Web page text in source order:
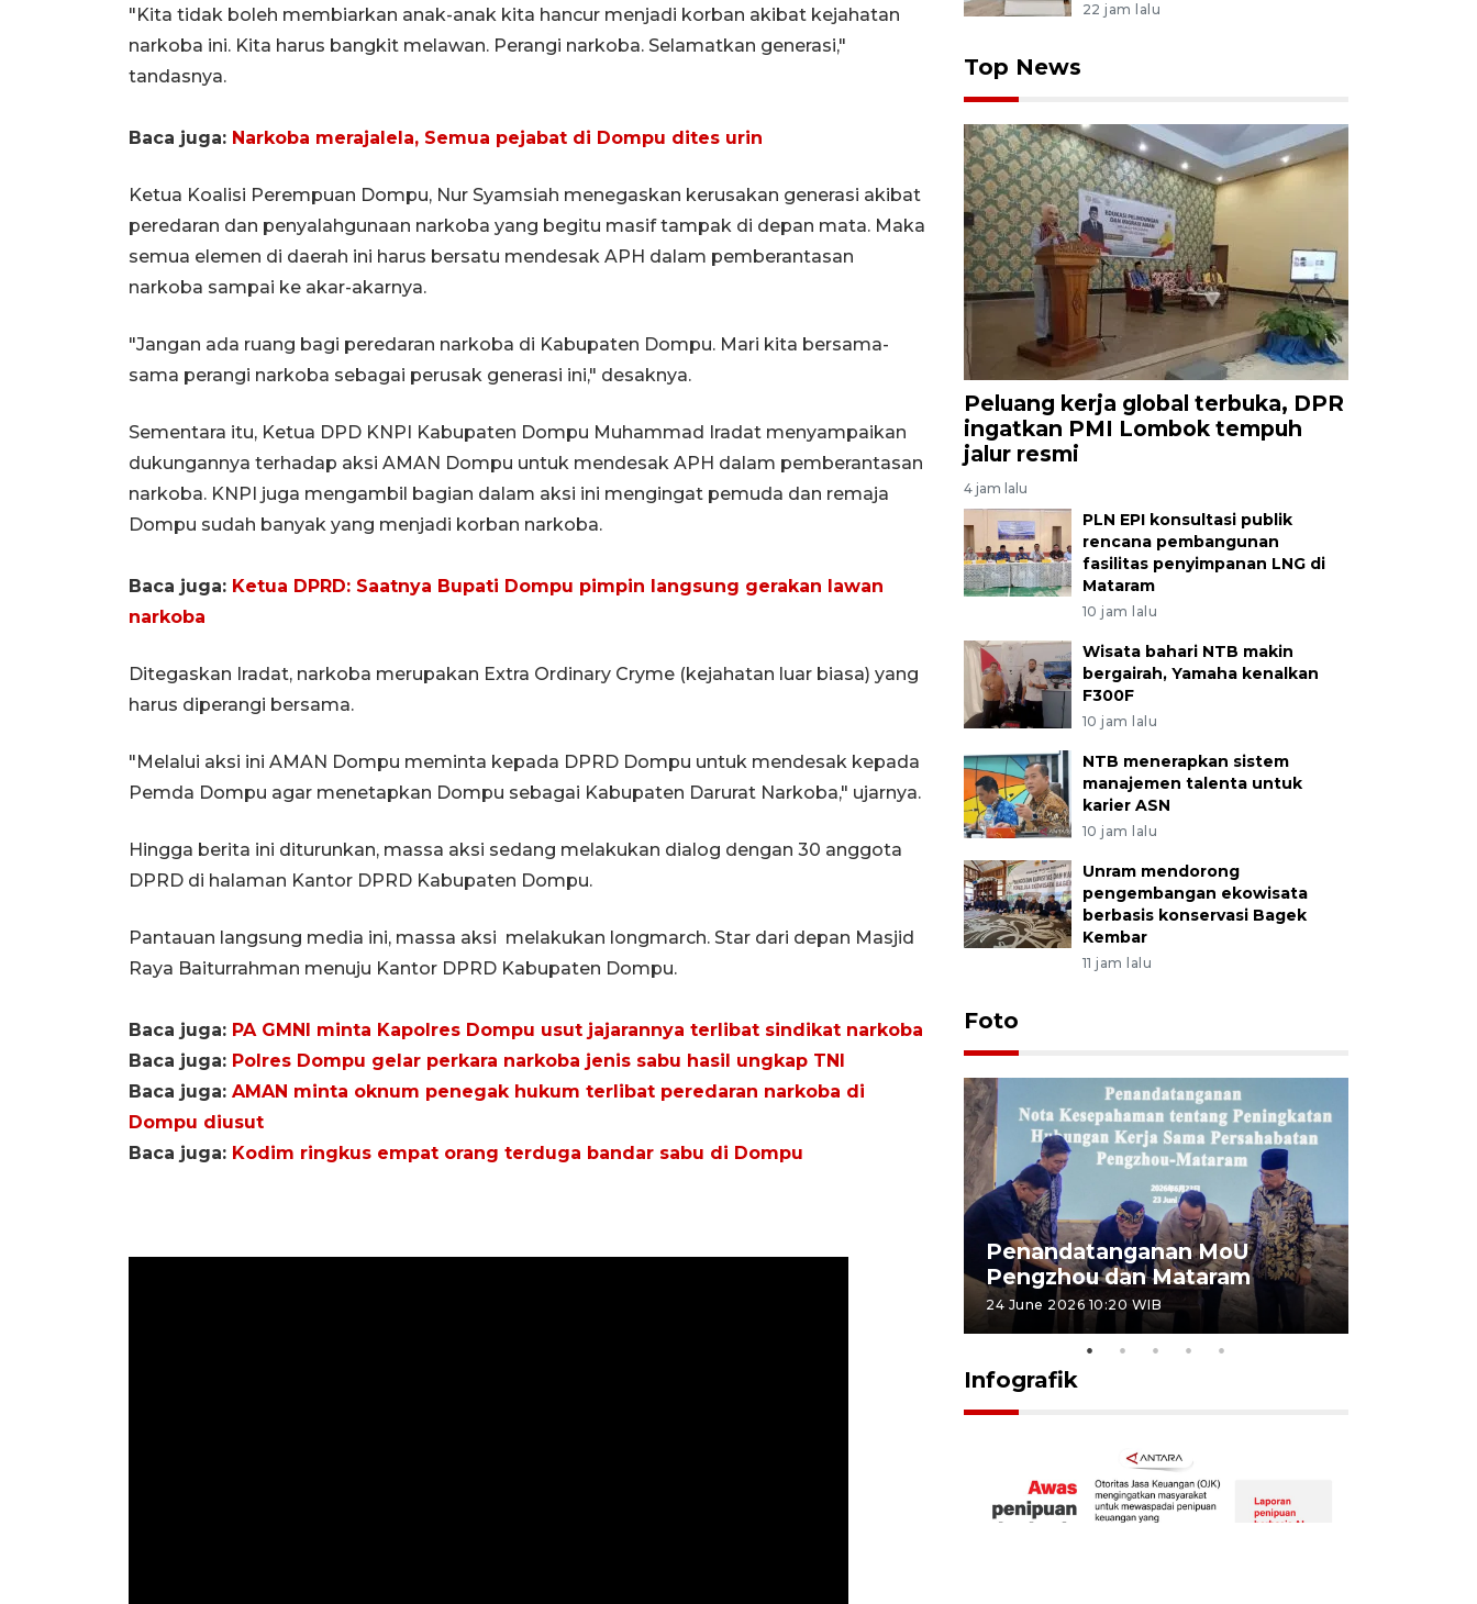
"Kita tidak boleh membiarkan anak-anak kita hancur menjadi korban akibat kejahatan
narkoba ini. Kita harus bangkit melawan. Perangi narkoba. Selamatkan generasi,"
tandasnya.
Baca juga: Narkoba merajalela, Semua pejabat di Dompu dites urin
Ketua Koalisi Perempuan Dompu, Nur Syamsiah menegaskan kerusakan generasi akibat
peredaran dan penyalahgunaan narkoba yang begitu masif tampak di depan mata. Maka
semua elemen di daerah ini harus bersatu mendesak APH dalam pemberantasan
narkoba sampai ke akar-akarnya.
"Jangan ada ruang bagi peredaran narkoba di Kabupaten Dompu. Mari kita bersama-
sama perangi narkoba sebagai perusak generasi ini," desaknya.
Sementara itu, Ketua DPD KNPI Kabupaten Dompu Muhammad Iradat menyampaikan
dukungannya terhadap aksi AMAN Dompu untuk mendesak APH dalam pemberantasan
narkoba. KNPI juga mengambil bagian dalam aksi ini mengingat pemuda dan remaja
Dompu sudah banyak yang menjadi korban narkoba.
Baca juga: Ketua DPRD: Saatnya Bupati Dompu pimpin langsung gerakan lawan
narkoba
Ditegaskan Iradat, narkoba merupakan Extra Ordinary Cryme (kejahatan luar biasa) yang
harus diperangi bersama.
"Melalui aksi ini AMAN Dompu meminta kepada DPRD Dompu untuk mendesak kepada
Pemda Dompu agar menetapkan Dompu sebagai Kabupaten Darurat Narkoba," ujarnya.
Hingga berita ini diturunkan, massa aksi sedang melakukan dialog dengan 30 anggota
DPRD di halaman Kantor DPRD Kabupaten Dompu.
Pantauan langsung media ini, massa aksi melakukan longmarch. Star dari depan Masjid
Raya Baiturrahman menuju Kantor DPRD Kabupaten Dompu.
Baca juga: PA GMNI minta Kapolres Dompu usut jajarannya terlibat sindikat narkoba
Baca juga: Polres Dompu gelar perkara narkoba jenis sabu hasil ungkap TNI
Baca juga: AMAN minta oknum penegak hukum terlibat peredaran narkoba di
Dompu diusut
Baca juga: Kodim ringkus empat orang terduga bandar sabu di Dompu
22 jam lalu
Top News
Peluang kerja global terbuka, DPR
ingatkan PMI Lombok tempuh
jalur resmi
4 jam lalu
PLN EPI konsultasi publik
rencana pembangunan
fasilitas penyimpanan LNG di
Mataram
10 jam lalu
Wisata bahari NTB makin
bergairah, Yamaha kenalkan
F300F
10 jam lalu
NTB menerapkan sistem
manajemen talenta untuk
karier ASN
10 jam lalu
Unram mendorong
pengembangan ekowisata
berbasis konservasi Bagek
Kembar
11 jam lalu
Foto
Sidang putusan terdakwa
Penandatanganan MoU
Pengzhou dan Mataram
24 June 2026 10:20 WIB
Infografik